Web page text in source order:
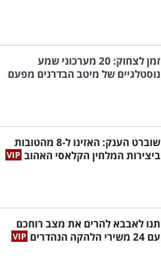
זמן לצחוק: 20 מערכוני שמע
נוסטלגיים של מיטב הבדרנים מפעם
שוברט הענק: האזינו ל-8 מהטובות
ביצירות המלחין הקלאסי האהוב
תנו לאבבא להרים את מצב רוחכם
עם 24 משירי הלהקה הנהדרים